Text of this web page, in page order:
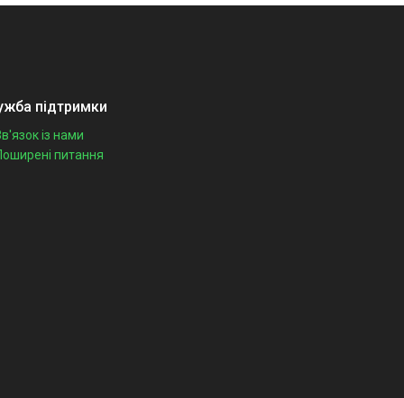
підтримки
із нами
питання